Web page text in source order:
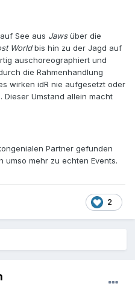
See aus Jawsüber die
Worldbis hin zu der Jagd auf
auschoreographiert und
die Rahmenhandlung
wirken idR nie aufgesetzt oder
Dieser Umstand allein macht
Partner gefunden
umso mehr zu echten Events.
2